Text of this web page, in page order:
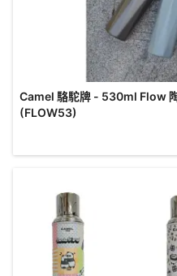
Camel 駱駝牌 - 530ml Flow
(FLOW53)